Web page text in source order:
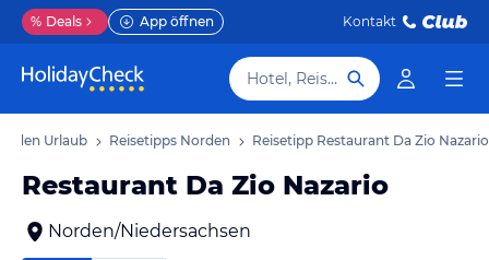
% Deals App öffnen Kontakt
Hotel, Reiseziel
Urlaub Reisetipps Norden Reisetipp Restaurant Da Zio Nazario
Restaurant Da Zio Nazario
Norden/Niedersachsen